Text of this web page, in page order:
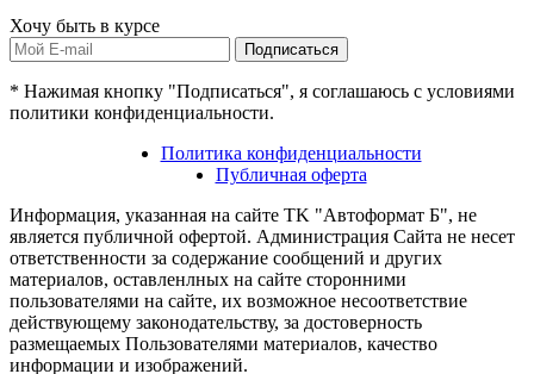
Хочу быть в курсе
Подписаться
* Нажимая кнопку "Подписаться", я соглашаюсь с условиями
политики конфиденциальности.
Политика конфиденциальности
Публичная оферта
Информация, указанная на сайте TK "Автоформат Б", не
является публичной офертой. Администрация Сайта не несет
ответственности за содержание сообщений и других
материалов, оставленлных на сайте сторонними
пользователями на сайте, их возможное несоответствие
действующему законодательству, за достоверность
размещаемых Пользователями материалов, качество
информации и изображений.